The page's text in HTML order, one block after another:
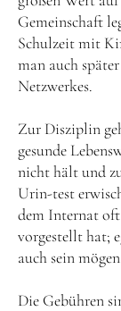
Gemeinschaft
Schulzeit mit
man auch
Netzwerkes.
Zur Disziplin
gesunde
nicht hält und
Urin-test
dem Internat oft
vorgestellt hat;
auch sein
Die Gebühren